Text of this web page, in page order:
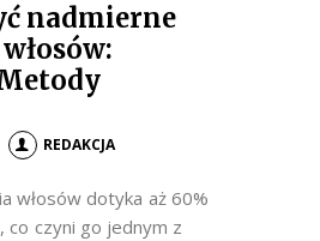
nadmierne
REDAKCJA
włosów dotyka aż 60%
co czyni go jednym z